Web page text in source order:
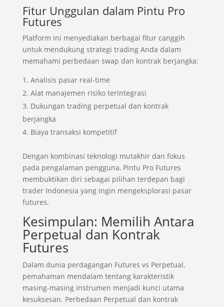
Fitur Unggulan dalam Pintu Pro
Futures
Platform ini menyediakan berbagai fitur canggih
untuk mendukung strategi trading Anda dalam
memahami perbedaan swap dan kontrak berjangka:
Analisis pasar real-time
Alat manajemen risiko terintegrasi
Dukungan trading perpetual dan kontrak
berjangka
Biaya transaksi kompetitif
Dengan kombinasi teknologi mutakhir dan fokus
pada pengalaman pengguna, Pintu Pro Futures
membuktikan diri sebagai pilihan terdepan bagi
trader Indonesia yang ingin mengeksplorasi pasar
futures.
Kesimpulan: Memilih Antara
Perpetual dan Kontrak
Futures
Dalam dunia perdagangan Futures vs Perpetual,
pemahaman mendalam tentang karakteristik
masing-masing instrumen menjadi kunci utama
kesuksesan. Perbedaan Perpetual dan kontrak